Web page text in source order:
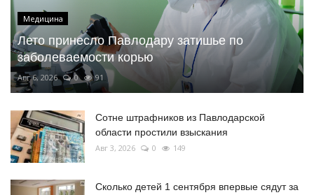
Медицина
Лето принесло Павлодару затишье по
заболеваемости корью
Авг 6, 2026 0 91
Сотне штрафников из Павлодарской
области простили взыскания
Авг 3, 2026 0 149
Сколько детей 1 сентября впервые сядут за